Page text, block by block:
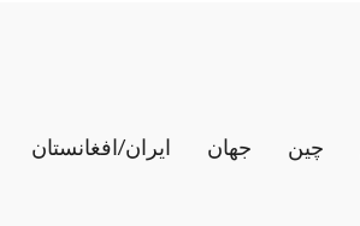
چین جهان ایران/افغانستان